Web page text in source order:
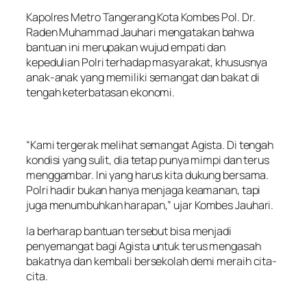
Kapolres Metro Tangerang Kota Kombes Pol. Dr.
Raden Muhammad Jauhari mengatakan bahwa
bantuan ini merupakan wujud empati dan
kepedulian Polri terhadap masyarakat, khususnya
anak-anak yang memiliki semangat dan bakat di
tengah keterbatasan ekonomi.
“Kami tergerak melihat semangat Agista. Di tengah
kondisi yang sulit, dia tetap punya mimpi dan terus
menggambar. Ini yang harus kita dukung bersama.
Polri hadir bukan hanya menjaga keamanan, tapi
juga menumbuhkan harapan,” ujar Kombes Jauhari.
Ia berharap bantuan tersebut bisa menjadi
penyemangat bagi Agista untuk terus mengasah
bakatnya dan kembali bersekolah demi meraih cita-
cita.